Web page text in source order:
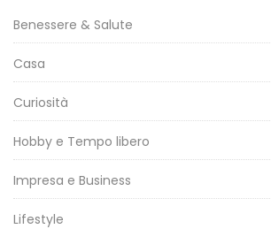
Benessere & Salute
Casa
Curiosità
Hobby e Tempo libero
Impresa e Business
Lifestyle